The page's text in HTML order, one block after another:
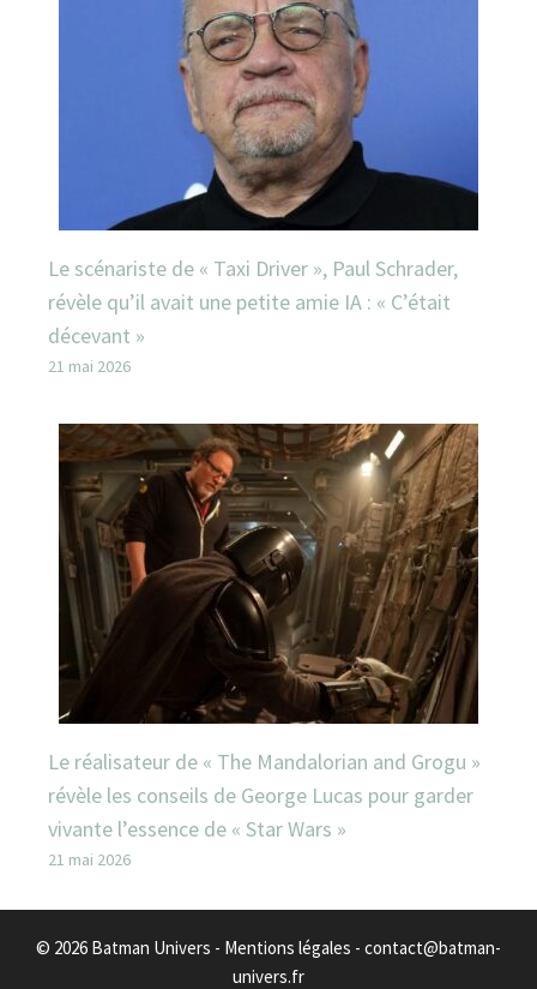
Le scénariste de « Taxi Driver », Paul Schrader,
révèle qu’il avait une petite amie IA : « C’était
décevant »
21 mai 2026
Le réalisateur de « The Mandalorian and Grogu »
révèle les conseils de George Lucas pour garder
vivante l’essence de « Star Wars »
21 mai 2026
© 2026 Batman Univers - Mentions légales - contact@batman-
univers.fr